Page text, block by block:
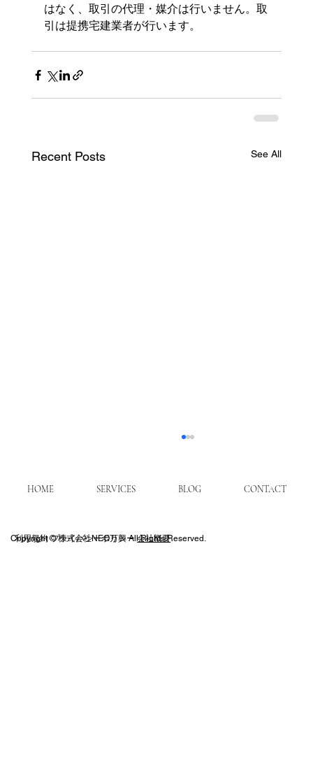
はなく、取引の代理・媒介は行いません。取
引は提携宅建業者が行います。
Recent Posts See All
HOME SERVICES BLOG CONTACT
利用規約 ​プライバシーポリシー 会社概要
Copyright © 株式会社NEO万興 All Rights Reserved.